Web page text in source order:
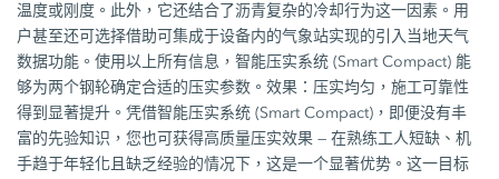
温度或刚度。此外，它还结合了沥青复杂的冷却行为这一因素。用
户甚至还可选择借助可集成于设备内的气象站实现的引入当地天气
数据功能。使用以上所有信息，智能压实系统 (Smart Compact) 能
够为两个钢轮确定合适的压实参数。效果：压实均匀，施工可靠性
得到显著提升。凭借智能压实系统 (Smart Compact)，即便没有丰
富的先验知识，您也可获得高质量压实效果 — 在熟练工人短缺、机
手趋于年轻化且缺乏经验的情况下，这是一个显著优势。这一目标